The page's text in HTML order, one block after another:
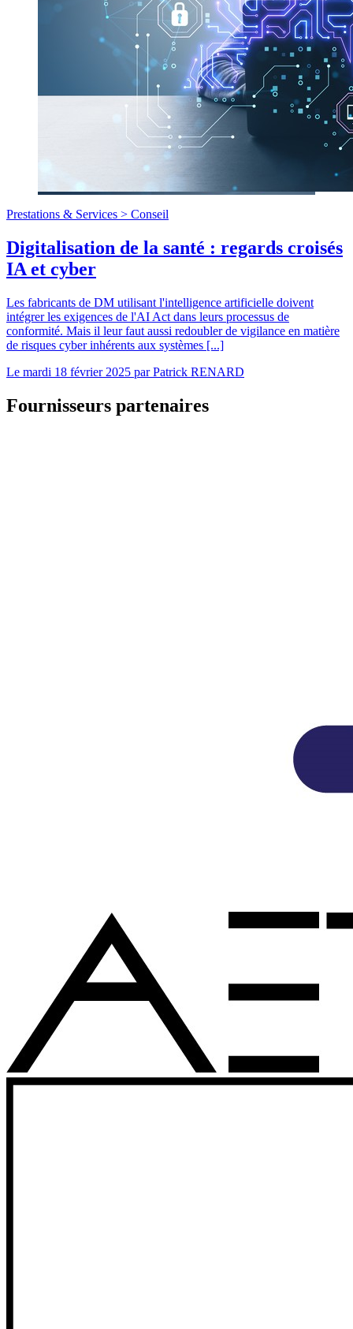
Prestations & Services > Conseil
Digitalisation de la santé : regards croisés
IA et cyber
Les fabricants de DM utilisant l'intelligence artificielle doivent
intégrer les exigences de l'AI Act dans leurs processus de
conformité. Mais il leur faut aussi redoubler de vigilance en matière
de risques cyber inhérents aux systèmes [...]
Le mardi 18 février 2025 parPatrick RENARD
Fournisseurs partenaires